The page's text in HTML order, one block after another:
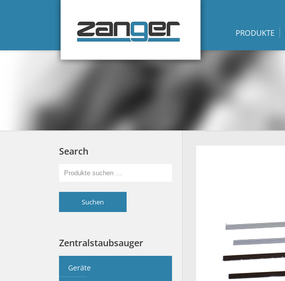
PRODUKTE
Search
Suchen
Zentralstaubsauger
Geräte